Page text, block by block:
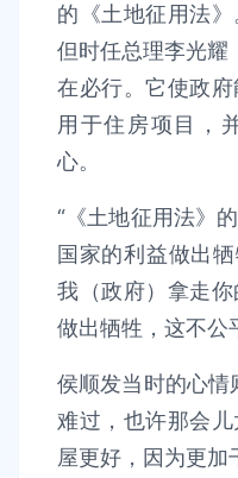
的《土地征用法
但时任总理李光耀
在必行。它使政
用于住房项目，
心。
“《土地征用法》
国家的利益做出
我（政府）拿走
做出牺牲，这不公
侯顺发当时的心情
难过，也许那会
屋更好，因为更加